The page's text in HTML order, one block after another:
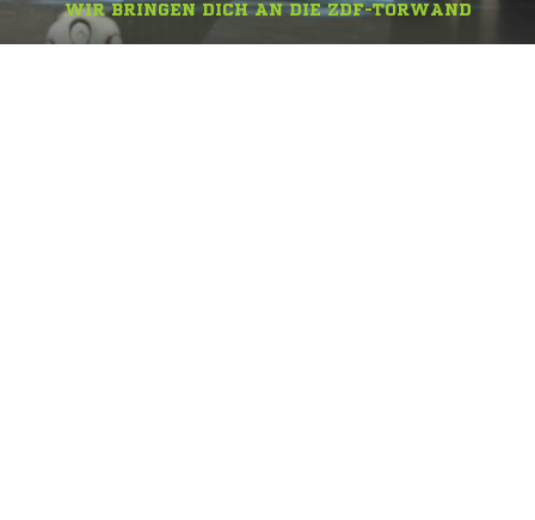
WIR BRINGEN DICH AN DIE ZDF-TORWAND